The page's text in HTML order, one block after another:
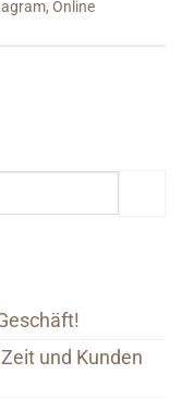
, Online
und Kunden